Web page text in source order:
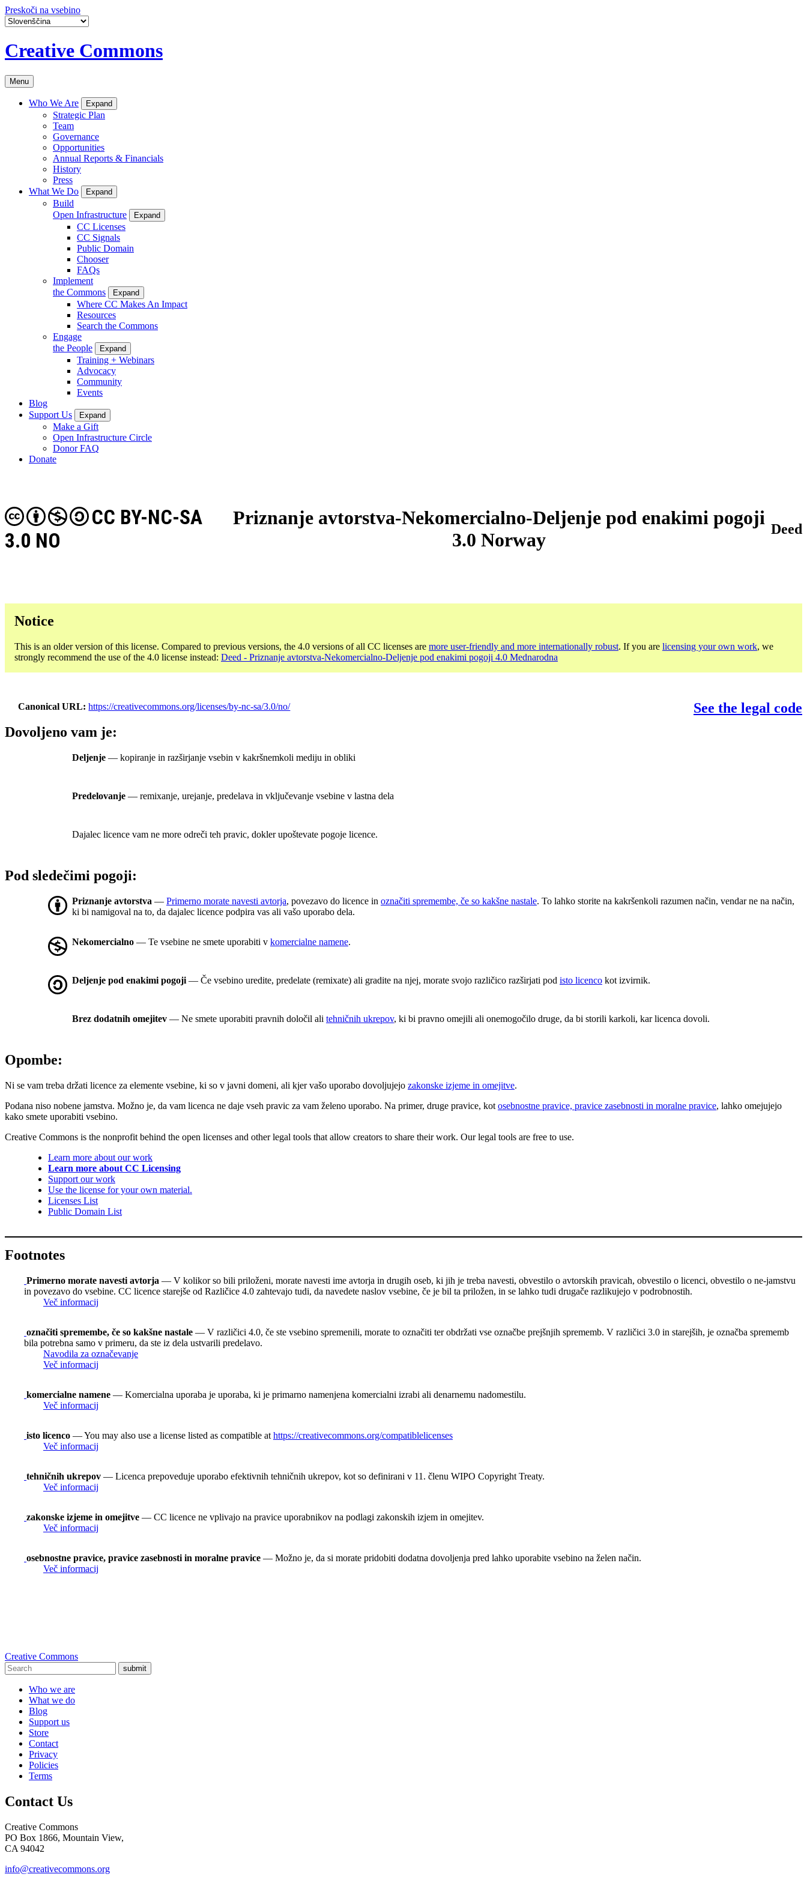
Preskoči na vsebino
Creative Commons
Menu
Who We Are Expand
Strategic Plan
Team
Governance
Opportunities
Annual Reports & Financials
History
Press
What We Do
Expand
Build
Open Infrastructure
Expand
CC Licenses
CC Signals
Public Domain
Chooser
FAQs
Implement
the Commons
Expand
Where CC Makes An Impact
Resources
Search the Commons
Engage
the People
Expand
Training + Webinars
Advocacy
Community
Events
Blog
Support Us
Expand
Make a Gift
Open Infrastructure Circle
Donor FAQ
Donate
Priznanje avtorstva-Nekomercialno-Deljenje pod enakimi pogoji
3.0 Norway
CC BY-NC-SA
3.0 NO
Deed
Notice
This is an older version of this license. Compared to previous versions, the 4.0 versions of all CC licenses are more user-friendly and more internationally robust. If you are licensing your own work, we
strongly recommend the use of the 4.0 license instead: Deed - Priznanje avtorstva-Nekomercialno-Deljenje pod enakimi pogoji 4.0 Mednarodna
Canonical URL https://creativecommons.org/licenses/by-nc-sa/3.0/no/
See the legal code
Dovoljeno vam je:
Deljenje — kopiranje in razširjanje vsebin v kakršnemkoli mediju in obliki
Predelovanje — remixanje, urejanje, predelava in vključevanje vsebine v lastna dela
Dajalec licence vam ne more odreči teh pravic, dokler upoštevate pogoje licence.
Pod sledečimi pogoji:
Priznanje avtorstva — Primerno morate navesti avtorja, povezavo do licence in označiti spremembe, če so kakšne nastale. To lahko storite na kakršenkoli razumen način, vendar ne na način,
ki bi namigoval na to, da dajalec licence podpira vas ali vašo uporabo dela.
Nekomercialno — Te vsebine ne smete uporabiti v komercialne namene.
Deljenje pod enakimi pogoji — Če vsebino uredite, predelate (remixate) ali gradite na njej, morate svojo različico razširjati pod isto licenco kot izvirnik.
Brez dodatnih omejitev — Ne smete uporabiti pravnih določil ali tehničnih ukrepov, ki bi pravno omejili ali onemogočilo druge, da bi storili karkoli, kar licenca dovoli.
Opombe:
Ni se vam treba držati licence za elemente vsebine, ki so v javni domeni, ali kjer vašo uporabo dovoljujejo zakonske izjeme in omejitve.
Podana niso nobene jamstva. Možno je, da vam licenca ne daje vseh pravic za vam želeno uporabo. Na primer, druge pravice, kot osebnostne pravice, pravice zasebnosti in moralne pravice, lahko omejujejo
kako smete uporabiti vsebino.
Creative Commons is the nonprofit behind the open licenses and other legal tools that allow creators to share their work. Our legal tools are free to use.
Learn more about our work
Learn more about CC Licensing
Support our work
Use the license for your own material.
Licenses List
Public Domain List
Footnotes
Primerno morate navesti avtorja — V kolikor so bili priloženi, morate navesti ime avtorja in drugih oseb, ki jih je treba navesti, obvestilo o avtorskih pravicah, obvestilo o licenci, obvestilo o ne-jamstvu
in povezavo do vsebine. CC licence starejše od Različice 4.0 zahtevajo tudi, da navedete naslov vsebine, če je bil ta priložen, in se lahko tudi drugače razlikujejo v podrobnostih.
Več informacij
označiti spremembe, če so kakšne nastale — V različici 4.0, če ste vsebino spremenili, morate to označiti ter obdržati vse označbe prejšnjih sprememb. V različici 3.0 in starejših, je označba sprememb
bila potrebna samo v primeru, da ste iz dela ustvarili predelavo.
Navodila za označevanje
Več informacij
komercialne namene — Komercialna uporaba je uporaba, ki je primarno namenjena komercialni izrabi ali denarnemu nadomestilu.
Več informacij
isto licenco — You may also use a license listed as compatible at https://creativecommons.org/compatiblelicenses
Več informacij
tehničnih ukrepov — Licenca prepoveduje uporabo efektivnih tehničnih ukrepov, kot so definirani v 11. členu WIPO Copyright Treaty.
Več informacij
zakonske izjeme in omejitve — CC licence ne vplivajo na pravice uporabnikov na podlagi zakonskih izjem in omejitev.
Več informacij
osebnostne pravice, pravice zasebnosti in moralne pravice — Možno je, da si morate pridobiti dodatna dovoljenja pred lahko uporabite vsebino na želen način.
Več informacij
Creative Commons
submit
Who we are
What we do
Blog
Support us
Store
Contact
Privacy
Policies
Terms
Contact Us
Creative Commons
PO Box 1866, Mountain View,
CA 94042
info@creativecommons.org